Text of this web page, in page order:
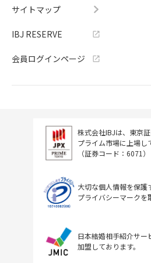
サイトマップ
IBJ RESERVE
会員ログインページ
株式会社IBJは、東京
プライム市場に上場し
（証券コード：6071）
大切な個人情報を保護
プライバシーマークを
日本結婚相手紹介サー
加盟しております。